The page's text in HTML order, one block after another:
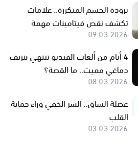
برودة الجسم المتكررة.. علامات
تكشف نقص فيتامينات مهمة
09.03.2026
4 أيام من ألعاب الفيديو تنتهي بنزيف
دماغي مميت.. ما القصة؟
08.03.2026
عضلة الساق.. السر الخفي وراء حماية
القلب
03.03.2026